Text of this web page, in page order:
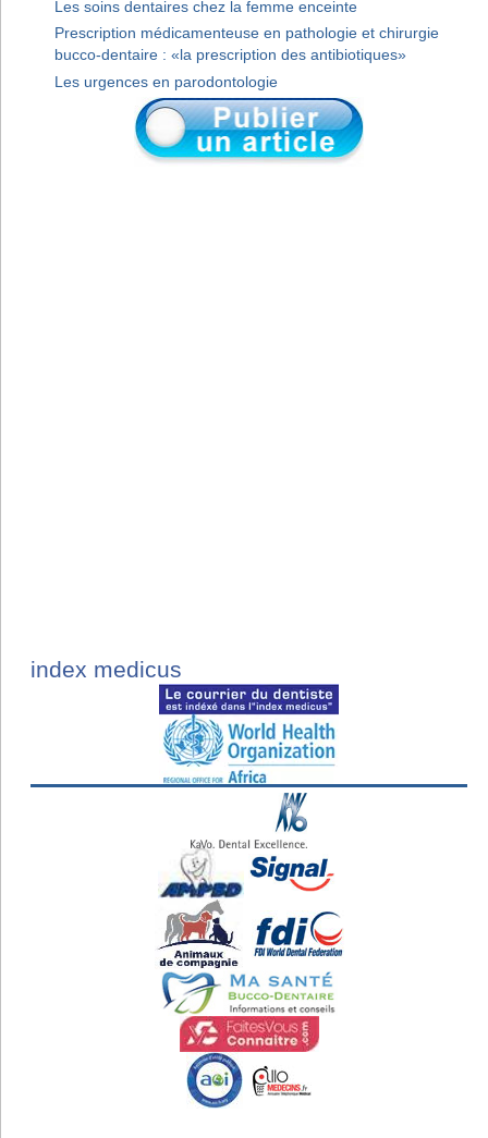
Les soins dentaires chez la femme enceinte
Prescription médicamenteuse en pathologie et chirurgie
bucco-dentaire : «la prescription des antibiotiques»
Les urgences en parodontologie
index medicus